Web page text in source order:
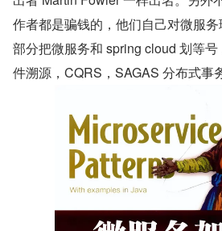
作者都是骗钱的，他们自己对微服
部分把微服务和 spring cloud 划等
件溯源，CQRS，SAGAS 分布式事